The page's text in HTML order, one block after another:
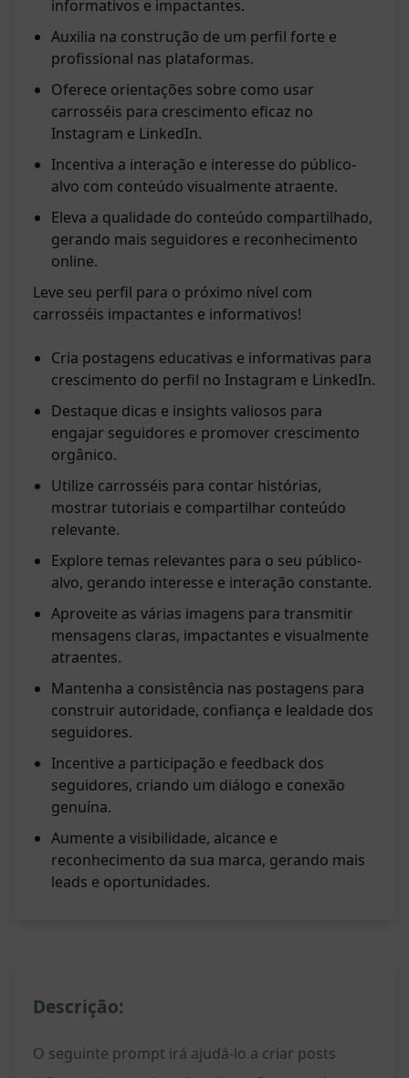
informativos e impactantes.
Auxilia na construção de um perfil forte e
profissional nas plataformas.
Oferece orientações sobre como usar
carrosséis para crescimento eficaz no
Instagram e LinkedIn.
Incentiva a interação e interesse do público-
alvo com conteúdo visualmente atraente.
Eleva a qualidade do conteúdo compartilhado,
gerando mais seguidores e reconhecimento
online.
Leve seu perfil para o próximo nível com
carrosséis impactantes e informativos!
Cria postagens educativas e informativas para
crescimento do perfil no Instagram e LinkedIn.
Destaque dicas e insights valiosos para
engajar seguidores e promover crescimento
orgânico.
Utilize carrosséis para contar histórias,
mostrar tutoriais e compartilhar conteúdo
relevante.
Explore temas relevantes para o seu público-
alvo, gerando interesse e interação constante.
Aproveite as várias imagens para transmitir
mensagens claras, impactantes e visualmente
atraentes.
Mantenha a consistência nas postagens para
construir autoridade, confiança e lealdade dos
seguidores.
Incentive a participação e feedback dos
seguidores, criando um diálogo e conexão
genuína.
Aumente a visibilidade, alcance e
reconhecimento da sua marca, gerando mais
leads e oportunidades.
Descrição:
O seguinte prompt irá ajudá-lo a criar posts